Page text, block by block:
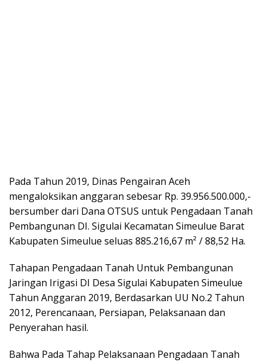
Pada Tahun 2019, Dinas Pengairan Aceh
mengaloksikan anggaran sebesar Rp. 39.956.500.000,-
bersumber dari Dana OTSUS untuk Pengadaan Tanah
Pembangunan DI. Sigulai Kecamatan Simeulue Barat
Kabupaten Simeulue seluas 885.216,67 m² / 88,52 Ha.
Tahapan Pengadaan Tanah Untuk Pembangunan
Jaringan Irigasi DI Desa Sigulai Kabupaten Simeulue
Tahun Anggaran 2019, Berdasarkan UU No.2 Tahun
2012, Perencanaan, Persiapan, Pelaksanaan dan
Penyerahan hasil.
Bahwa Pada Tahap Pelaksanaan Pengadaan Tanah